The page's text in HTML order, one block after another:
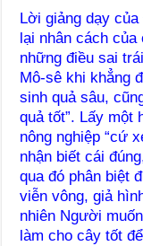
Lời giảng dạy
lại nhân cách
những điều sai
Mô-sê khi khẳng
sinh quả sâu,
quả tốt”. Lấy một
nông nghiệp “cứ
nhận biết cái
qua đó phân biệt
viễn vông, giả
nhiên Người
làm cho cây tốt